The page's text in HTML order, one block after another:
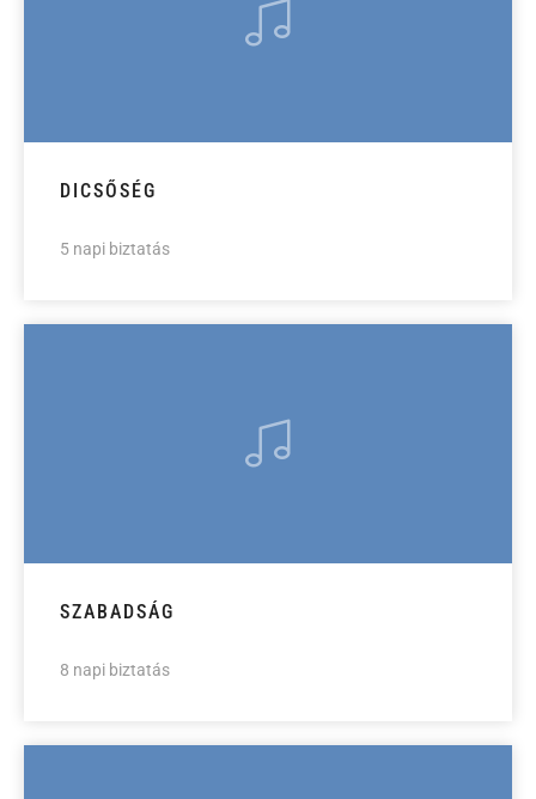
DICSŐSÉG
5 napi biztatás
SZABADSÁG
8 napi biztatás